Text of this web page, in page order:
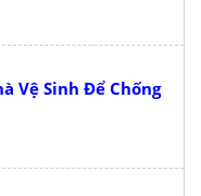
Vệ Sinh Để Chống